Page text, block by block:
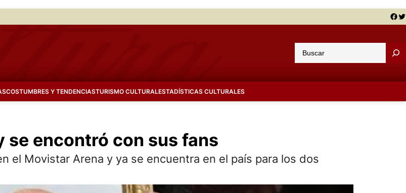
Facebook Twitter
u
a
COSTUMBRES Y TENDENCIASTURISMO CULTURALESTADÍSTICAS CULTURALES
se encontró con sus fans
el Movistar Arena y ya se encuentra en el país para los dos